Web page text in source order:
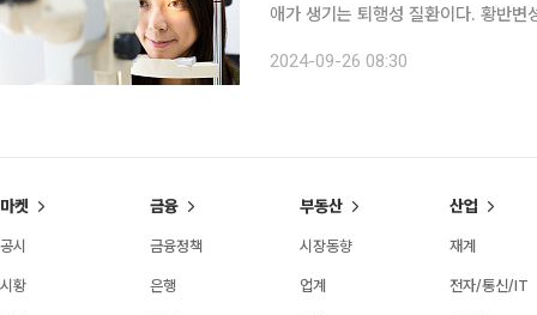
애가 생기는 퇴행성 질환이다. 황반
아들이는 세포가 가장 많이 모여 있는
2024-09-26 08:30
마켓
공시
시황
금융
금융정책
은행
부동산
시장동향
업계
산업
재계
전자/통신/IT